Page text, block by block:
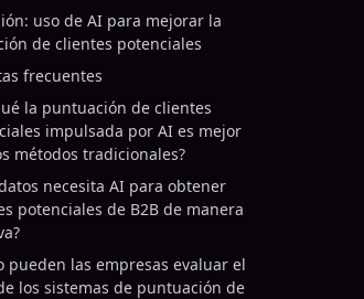
uso de AI para mejorar la
de clientes potenciales
frecuentes
la puntuación de clientes
impulsada por AI es mejor
métodos tradicionales?
necesita AI para obtener
potenciales de B2B de manera
pueden las empresas evaluar el
los sistemas de puntuación de